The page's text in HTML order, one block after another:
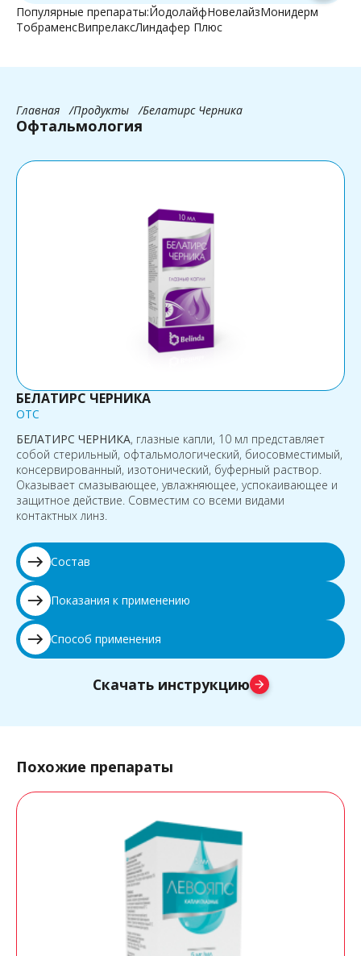
Популярные препараты:ЙодолайфНовелайзМонидерм
ТобраменсВипрелаксЛиндафер Плюс
Офтальмология
Главная Продукты Белатирс Черника
БЕЛАТИРС ЧЕРНИКА
OTC
БЕЛАТИРС ЧЕРНИКА, глазные капли, 10 мл представляет
собой стерильный, офтальмологический, биосовместимый,
консервированный, изотонический, буферный раствор.
Оказывает смазывающее, увлажняющее, успокаивающее и
защитное действие. Совместим со всеми видами
контактных линз.
east Состав
east Показания к применению
east Способ применения
Скачать инструкцию arrow_forward
Похожие препараты